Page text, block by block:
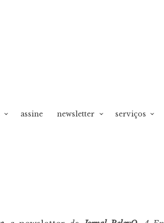
assine newsletter serviços